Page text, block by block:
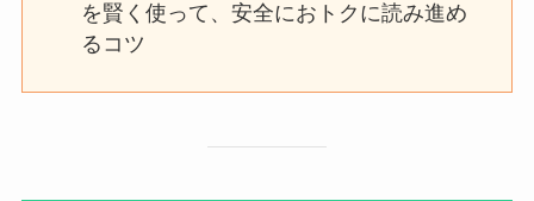
を賢く使って、安全におトクに読み進め
るコツ